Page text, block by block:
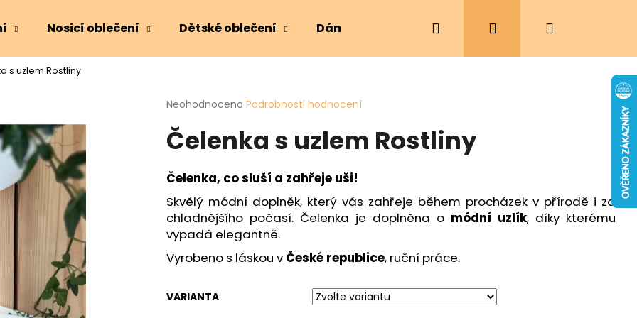
Nosicí oblečení Dětské oblečení Dámské oblečení Ergonomická nosítka
Hledat PřihlášeníNákupní
s uzlem Rostliny
Průměrné
produktu
je
z
5
hvězdiček.
Neohodnoceno Podrobnosti hodnocení
Čelenka s uzlem Rostliny
Čelenka, co sluší a zahřeje uši!
Skvělý módní doplněk, který vás zahřeje během procházek v přírodě i za
chladnějšího počasí. Čelenka je doplněna o módní uzlík, díky kterému
vypadá elegantně.
Vyrobeno s láskou v České republice, ruční práce.
VARIANTA
Co potřebujete najít?
HLEDAT
Doporučujeme